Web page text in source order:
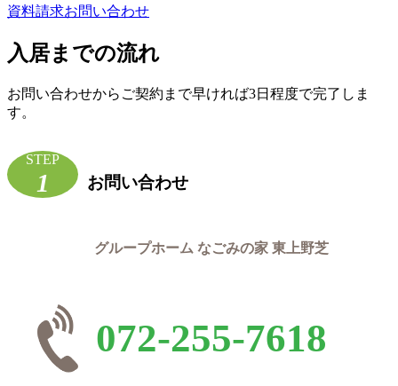
資料請求お問い合わせ
入居までの流れ
お問い合わせからご契約まで早ければ3日程度で完了しま
す。
STEP
1 お問い合わせ
グループホーム なごみの家 東上野芝
072-255-7618